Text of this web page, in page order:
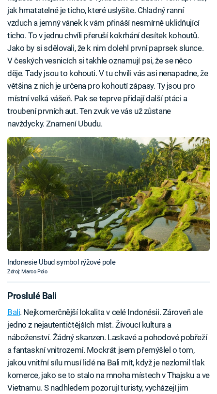
jak hmatatelné je ticho, které uslyšíte. Chladný ranní
vzduch a jemný vánek k vám přináší nesmírně uklidňující
ticho. To v jednu chvíli přeruší kokrhání desítek kohoutů.
Jako by si sdělovali, že k nim dolehl první paprsek slunce.
V českých vesnicích si takhle oznamují psi, že se něco
děje. Tady jsou to kohouti. V tu chvíli vás asi nenapadne, že
většina z nich je určena pro kohoutí zápasy. Ty jsou pro
místní velká vášeň. Pak se teprve přidají další ptáci a
troubení prvních aut. Ten zvuk ve vás už zůstane
navždycky. Znamení Ubudu.
Indonesie Ubud symbol rýžové pole
Zdroj: Marco Polo
Proslulé Bali
Bali. Nejkomerčnější lokalita v celé Indonésii. Zároveň ale
jedno z nejautentičtějších míst. Živoucí kultura a
náboženství. Žádný skanzen. Laskavé a pohodové pobřeží
a fantaskní vnitrozemí. Mockrát jsem přemýšlel o tom,
jakou vnitřní sílu musí lidé na Bali mít, když je nezlomil tlak
komerce, jako se to stalo na mnoha místech v Thajsku a ve
Vietnamu. S nadhledem pozorují turisty, vycházejí jim